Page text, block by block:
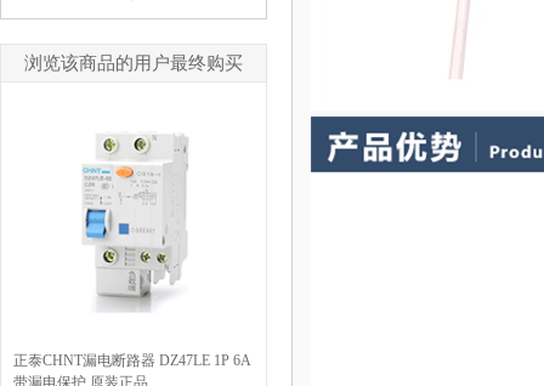
浏览该商品的用户最终购买
正泰CHNT漏电断路器 DZ47LE 1P 6A
带漏电保护 原装正品